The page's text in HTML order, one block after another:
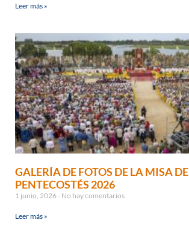
Leer más »
GALERÍA DE FOTOS DE LA MISA DE
PENTECOSTÉS 2026
1 junio, 2026 No hay comentarios
Leer más »